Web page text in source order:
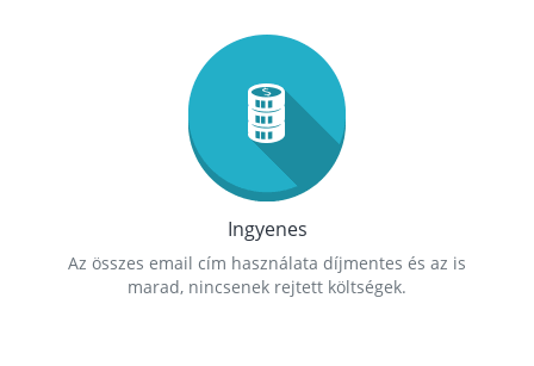
Ingyenes
Az összes email cím használata díjmentes és az is
marad, nincsenek rejtett költségek.